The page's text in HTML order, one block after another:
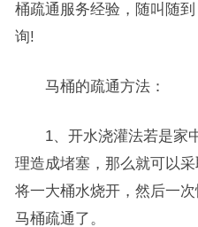
桶疏通服务经验，随叫随
询!
马桶的疏通方法：
1、开水浇灌法若是家
理造成堵塞，那么就可以
将一大桶水烧开，然后一
马桶疏通了。